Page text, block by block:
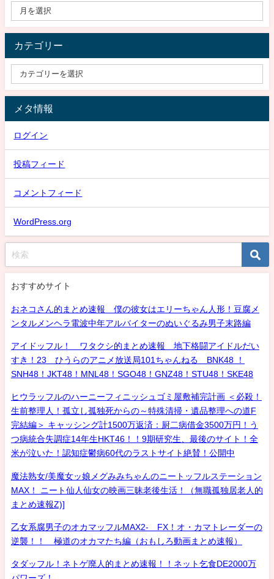
カテゴリー
メタ情報
ログイン
投稿フィード
コメントフィード
WordPress.org
おすすめサイト
おネコさん的まとめ速報 僕の彼女はエリーちゃん人形！豆腐メ
ンタルメンヘラ電波中年アルバイターのぬいぐるみ男子末路編
アイドッフル！ ワタクシ的まとめ速報 地下格闘アイドルだい
すき！23 ひうらのアニメ放送局101ちゃんねる BNK48 ！
SNH48！JKT48！MNL48！SGO48！GNZ48！STU48！SKE48
ヒウラッフルのハーニーフィニッシュゴミ屋敷補完計画 ＜必殺！
生前整理人！孤立し孤独死からの～特殊清掃・遺品整理への道F
完結編＞ キャッシング計1500万返済：厨二病借金3500万円！う
つ病統合失調症14年生HKT46！！9期研究生、最後のサイト！全
米が泣いた！認知症鬱病60代のラストサイト絶賛！公開中
魔法熟女/美魔女ッ娘メグみみちゃんのニートッフルステーション
MAX！ ニート仙人仙女の映画三昧老後生活！（無職孤独居老人的
まとめ速報Z)]
乙女系腐男子のオカマッフルMAX2- FX！オ・カマトレーダーの
逆襲！！ 極道のオカマたち編（おもしろ動画まとめ速報）
タダッフル！ネトゲ廃人的まとめ速報！！ネット乞食DE2000万